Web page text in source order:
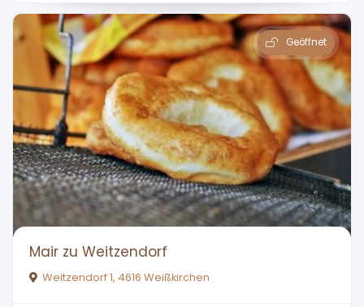
Geöffnet
Mair zu Weitzendorf
Weitzendorf 1, 4616 Weißkirchen